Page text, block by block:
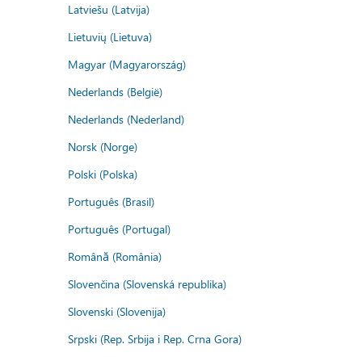
Latviešu (Latvija)
Lietuvių (Lietuva)
Magyar (Magyarország)
Nederlands (België)
Nederlands (Nederland)
Norsk (Norge)
Polski (Polska)
Português (Brasil)
Português (Portugal)
Română (România)
Slovenčina (Slovenská republika)
Slovenski (Slovenija)
Srpski (Rep. Srbija i Rep. Crna Gora)